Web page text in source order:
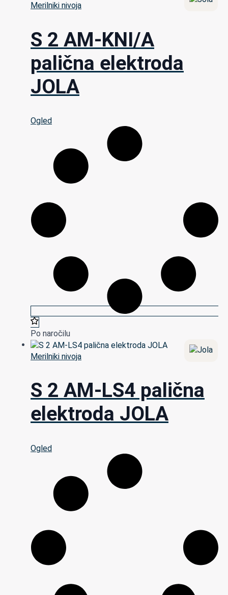
Merilniki nivoja
S 2 AM-KNI/A
palična elektroda
JOLA
Ogled
Po naročilu
Merilniki nivoja
S 2 AM-LS4 palična
elektroda JOLA
Ogled